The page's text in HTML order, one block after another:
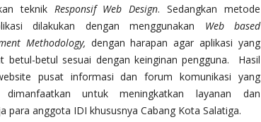
teknik Responsif Web Design. Sedangkan metode
dilakukan dengan menggunakan Web based
Methodology, dengan harapan agar aplikasi yang
betul-betul sesuai dengan keinginan pengguna. Hasil
pusat informasi dan forum komunikasi yang
dimanfaatkan untuk meningkatkan layanan dan
para anggota IDI khususnya Cabang Kota Salatiga.